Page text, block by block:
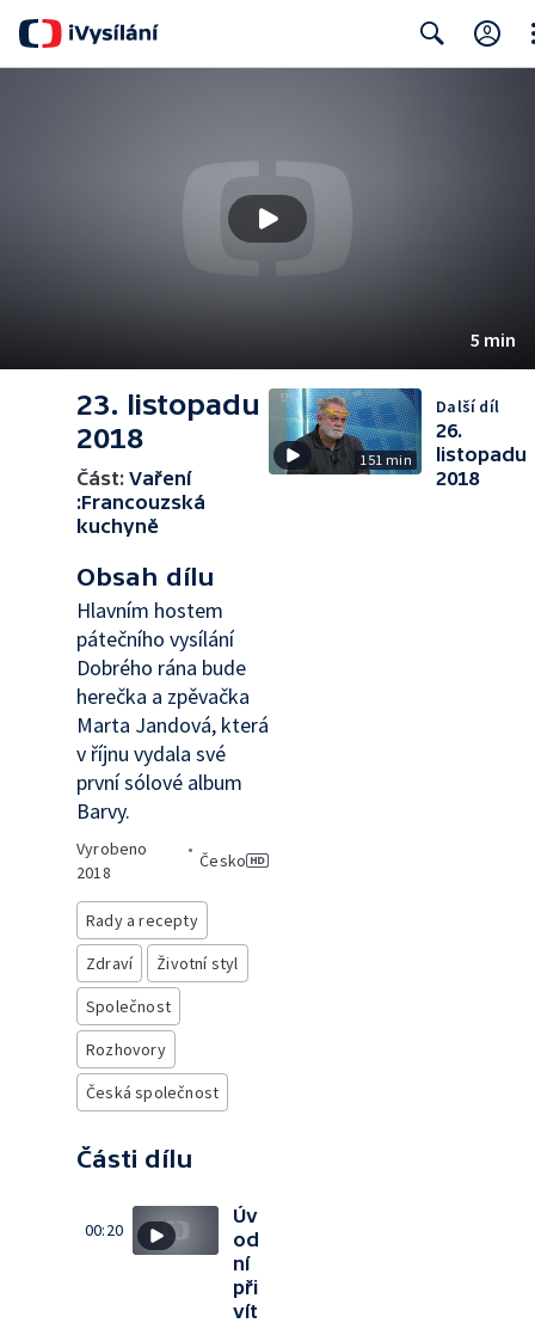
5 min
23. listopadu
2018
Část: Vaření
:Francouzská
kuchyně
Obsah dílu
Hlavním hostem
pátečního vysílání
Dobrého rána bude
herečka a zpěvačka
Marta Jandová, která
v říjnu vydala své
první sólové album
Barvy.
Vyrobeno
2018
•
Česko
Rady a recepty
Zdraví
Životní styl
Společnost
Rozhovory
Česká společnost
Části dílu
00:20
Úv
od
ní
při
vít
151 min
Další díl
26.
listopadu
2018